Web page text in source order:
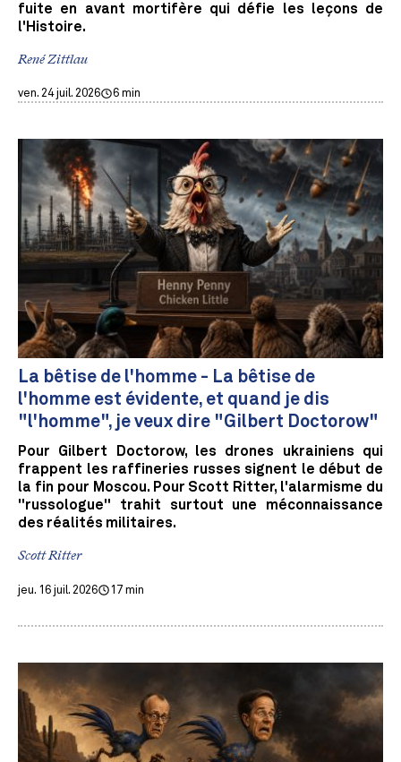
fuite en avant mortifère qui défie les leçons de
l'Histoire.
René Zittlau
ven. 24 juil. 2026 6 min
La bêtise de l'homme - La bêtise de
l'homme est évidente, et quand je dis
"l'homme", je veux dire "Gilbert Doctorow"
Pour Gilbert Doctorow, les drones ukrainiens qui
frappent les raffineries russes signent le début de
la fin pour Moscou. Pour Scott Ritter, l'alarmisme du
"russologue" trahit surtout une méconnaissance
des réalités militaires.
Scott Ritter
jeu. 16 juil. 2026 17 min